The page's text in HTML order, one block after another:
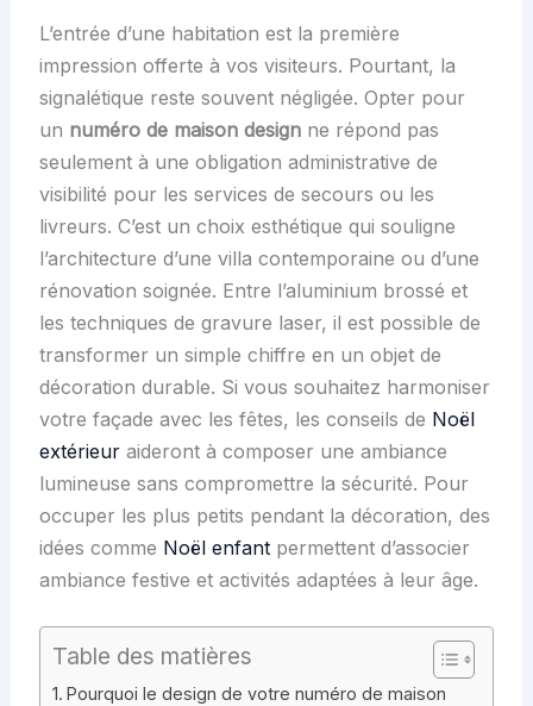
L’entrée d’une habitation est la première
impression offerte à vos visiteurs. Pourtant, la
signalétique reste souvent négligée. Opter pour
un numéro de maison designne répond pas
seulement à une obligation administrative de
visibilité pour les services de secours ou les
livreurs. C’est un choix esthétique qui souligne
l’architecture d’une villa contemporaine ou d’une
rénovation soignée. Entre l’aluminium brossé et
les techniques de gravure laser, il est possible de
transformer un simple chiffre en un objet de
décoration durable. Si vous souhaitez harmoniser
votre façade avec les fêtes, les conseils de Noël
extérieuraideront à composer une ambiance
lumineuse sans compromettre la sécurité. Pour
occuper les plus petits pendant la décoration, des
idées comme Noël enfantpermettent d’associer
ambiance festive et activités adaptées à leur âge.
Table des matières
Pourquoi le design de votre numéro de maison